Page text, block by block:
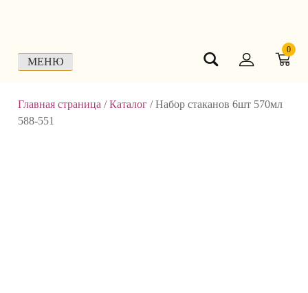
МЕНЮ
0
Главная страница /Каталог /Набор стаканов 6шт 570мл
588-551